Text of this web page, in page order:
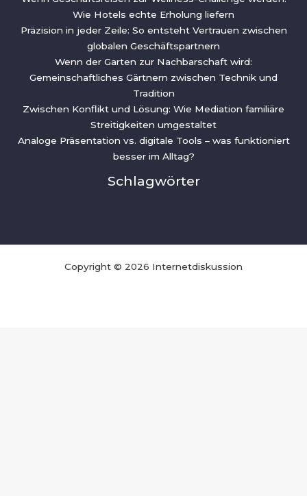
Wie Hotels echte Erholung liefern
Präzision in jeder Zeile: So entsteht Vertrauen zwischen
globalen Geschäftspartnern
Wenn der Garten zur Nachbarschaft wird:
Gemeinschaftliches Gärtnern zwischen Technik und
Tradition
Zwischen Konflikt und Lösung: Wie Mediation familiäre
Streitigkeiten umgestaltet
Analoge Präsentation vs. digitale Tools – was funktioniert
besser im Alltag?
Schlagwörter
Copyright © 2026 Internetdiskussion